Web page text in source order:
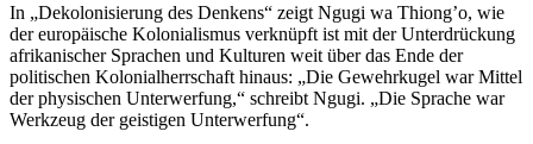
In „Dekolonisierung des Denkens“ zeigt Ngugi wa Thiong’o, wie
der europäische Kolonialismus verknüpft ist mit der Unterdrückung
afrikanischer Sprachen und Kulturen weit über das Ende der
politischen Kolonialherrschaft hinaus: „Die Gewehrkugel war Mittel
der physischen Unterwerfung,“ schreibt Ngugi. „Die Sprache war
Werkzeug der geistigen Unterwerfung“.